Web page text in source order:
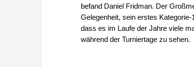
befand Daniel Fridman. Der
Gelegenheit, sein erstes
dass es im Laufe der Jahre viele
während der Turniertage zu sehen.